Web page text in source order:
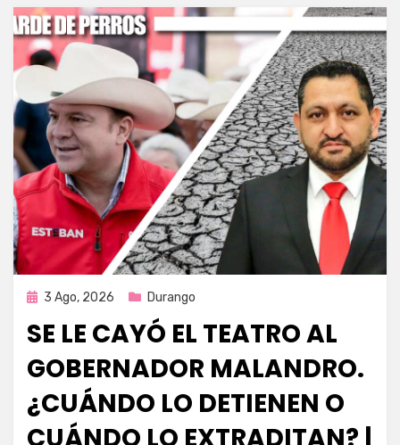
Publicada
3 Ago, 2026 Durango
SE LE CAYÓ EL TEATRO AL
GOBERNADOR MALANDRO.
¿CUÁNDO LO DETIENEN O